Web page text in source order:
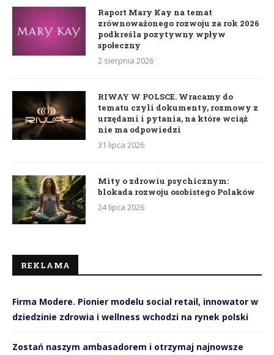
Raport Mary Kay na temat
zrównoważonego rozwoju za rok 2026
podkreśla pozytywny wpływ
społeczny
2 sierpnia 2026
RIWAY W POLSCE. Wracamy do
tematu czyli dokumenty, rozmowy z
urzędami i pytania, na które wciąż
nie ma odpowiedzi
31 lipca 2026
Mity o zdrowiu psychicznym:
blokada rozwoju osobistego Polaków
24 lipca 2026
REKLAMA
Firma Modere. Pionier modelu social retail, innowator w
dziedzinie zdrowia i wellness wchodzi na rynek polski
Zostań naszym ambasadorem i otrzymaj najnowsze